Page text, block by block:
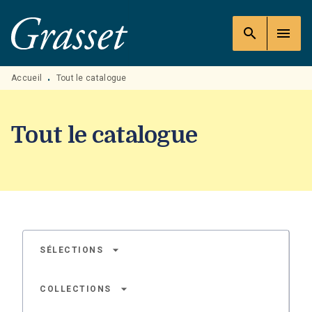
MENU RECHERCHE
PIED DE PAGE
search menu
Accueil • Tout le catalogue
Tout le catalogue
SÉLECTIONS arrow_drop_down
COLLECTIONS arrow_drop_down